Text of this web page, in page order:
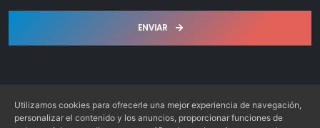
ENVIAR
Utilizamos cookies para ofrecerle una mejor experiencia de navegación,
personalizar el contenido y los anuncios, proporcionar funciones de